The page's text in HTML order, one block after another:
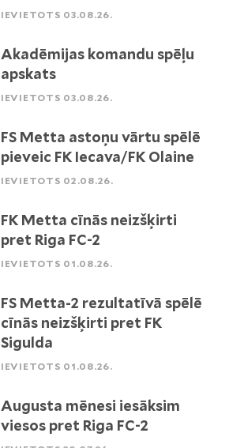
IEVIETOTS 03.08.26.
Akadēmijas komandu spēļu
apskats
IEVIETOTS 03.08.26.
FS Metta astoņu vārtu spēlē
pieveic FK Iecava/FK Olaine
IEVIETOTS 02.08.26.
FK Metta cīnās neizšķirti
pret Riga FC-2
IEVIETOTS 01.08.26.
FS Metta-2 rezultatīvā spēlē
cīnās neizšķirti pret FK
Sigulda
IEVIETOTS 01.08.26.
Augusta mēnesi iesāksim
viesos pret Riga FC-2